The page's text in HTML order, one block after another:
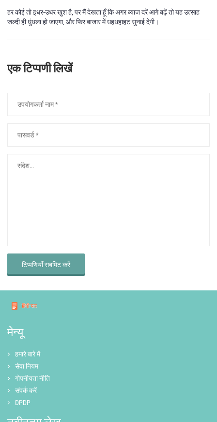
हर कोई तो इधर-उधर खुश है, पर मैं देखता हूँ कि अगर ब्याज दरें आगे बढ़ें तो यह उत्साह
जल्दी ही धुंधला हो जाएगा, और फिर बाजार में धहधहाहट सुनाई देगी।
एक टिप्पणी लिखें
टिप्पणियाँ सबमिट करें
मेन्यू
हमारे बारे में
सेवा नियम
गोपनीयता नीति
संपर्क करें
DPDP